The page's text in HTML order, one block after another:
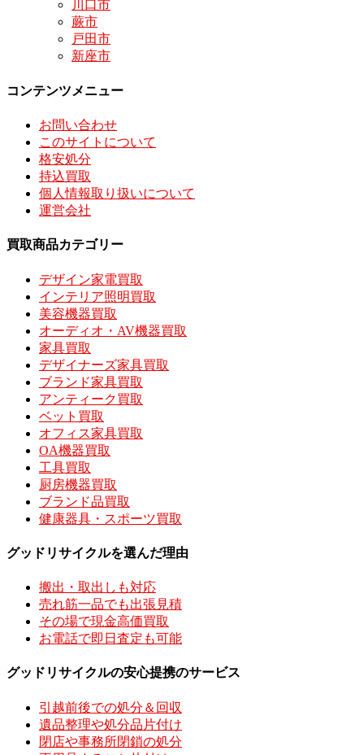
川口市
蕨市
戸田市
新座市
コンテンツメニュー
お問い合わせ
このサイトについて
格安処分
持込買取
個人情報取り扱いについて
運営会社
買取商品カテゴリー
デザイン家電買取
インテリア照明買取
美容機器買取
オーディオ・AV機器買取
家具買取
デザイナーズ家具買取
ブランド家具買取
アンティーク買取
ベット買取
オフィス家具買取
OA機器買取
工具買取
厨房機器買取
ブランド品買取
健康器具・スポーツ買取
グッドリサイクルを選んだ理由
搬出・取出しも対応
売れ筋一品でも出張見積
その場で現金高価買取
お電話で即日査定も可能
グッドリサイクルの安心提携のサービス
引越前後での処分＆回収
遺品整理や処分品片付け
閉店や事務所閉鎖の処分